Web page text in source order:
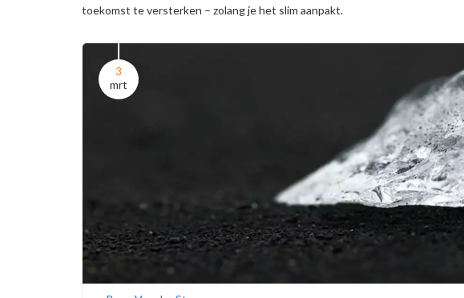
toekomst te versterken – zolang je het slim aanpakt.
3
mrt